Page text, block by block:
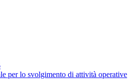
per lo svolgimento di attività operative